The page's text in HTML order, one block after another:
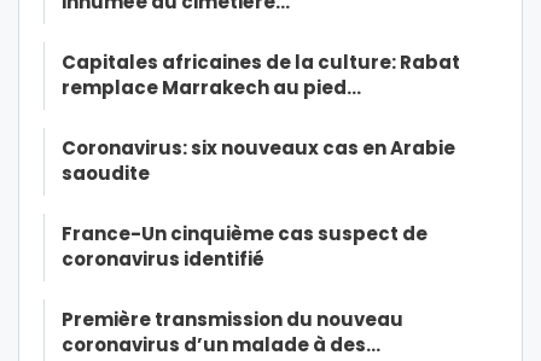
Capitales africaines de la culture: Rabat
remplace Marrakech au pied…
Coronavirus: six nouveaux cas en Arabie
saoudite
France-Un cinquième cas suspect de
coronavirus identifié
Première transmission du nouveau
coronavirus d’un malade à des…